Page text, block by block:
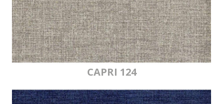
CAPRI 124